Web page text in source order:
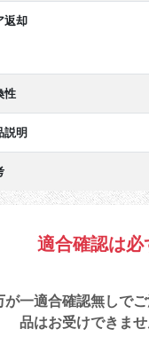
返却
性
説明
適合確認は
が一適合確認無しで
品はお受けできませ